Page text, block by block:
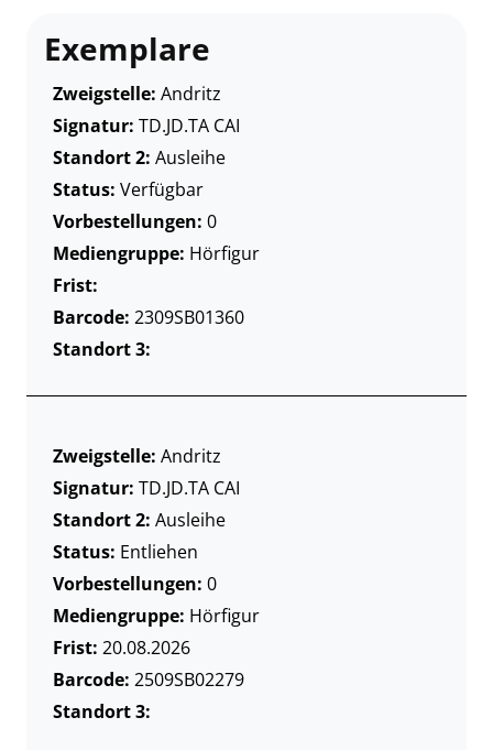
Exemplare
Zweigstelle: Andritz
Signatur: TD.JD.TA CAI
Standort 2: Ausleihe
Status: Verfügbar
Vorbestellungen: 0
Mediengruppe: Hörfigur
Frist:
Barcode: 2309SB01360
Standort 3:
Zweigstelle: Andritz
Signatur: TD.JD.TA CAI
Standort 2: Ausleihe
Status: Entliehen
Vorbestellungen: 0
Mediengruppe: Hörfigur
Frist: 20.08.2026
Barcode: 2509SB02279
Standort 3: